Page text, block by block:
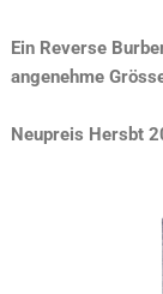
Ein Reverse
angenehme
Neupreis Hersbt